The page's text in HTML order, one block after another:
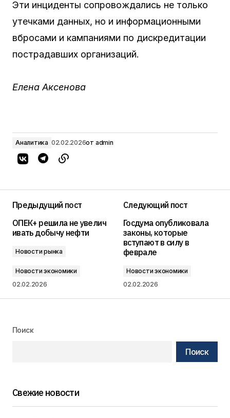
Эти инциденты сопровождались не только
утечками данных, но и информационными
вбросами и кампаниями по дискредитации
пострадавших организаций.
Елена Аксенова
Аналитика 02.02.2026от admin
Предыдущий пост
ОПЕК+ решила не увелич
ивать добычу нефти
Новости рынка
Новости экономики
02.02.2026
Следующий пост
Госдума опубликовала
законы, которые
вступают в силу в
феврале
Новости экономики
02.02.2026
Поиск
Поиск
Свежие новости